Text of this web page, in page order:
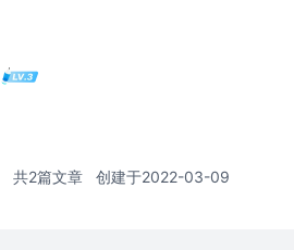
共2篇文章 创建于2022-03-09